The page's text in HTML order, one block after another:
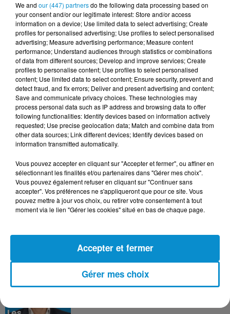
DERNIERS PODCASTS
24 juillet 2026
Les Zinformés - 24/07/26
23 juillet 2026
Les Zinformés - 23/07/26
22 juillet 2026
We and our (447) partnersdo the following data processing based on
your consent and/or our legitimate interest: Store and/or access
information on a device; Use limited data to select advertising; Create
profiles for personalised advertising; Use profiles to select personalised
advertising; Measure advertising performance; Measure content
performance; Understand audiences through statistics or combinations
of data from different sources; Develop and improve services; Create
profiles to personalise content; Use profiles to select personalised
content; Use limited data to select content; Ensure security, prevent and
detect fraud, and fix errors; Deliver and present advertising and content;
Save and communicate privacy choices. These technologies may
process personal data such as IP address and browsing data to offer
following functionalities: Identify devices based on information actively
requested; Use precise geolocation data; Match and combine data from
other data sources; Link different devices; Identify devices based on
information transmitted automatically.
Vous pouvez accepter en cliquant sur "Accepter et fermer", ou affiner en
sélectionnant les finalités et/ou partenaires dans "Gérer mes choix".
Vous pouvez également refuser en cliquant sur "Continuer sans
accepter". Vos préférences ne s'appliqueront que pour ce site. Vous
pouvez mettre à jour vos choix, ou retirer votre consentement à tout
moment via le lien "Gérer les cookies" situé en bas de chaque page.
Gérer mes choix
Accepter et fermer